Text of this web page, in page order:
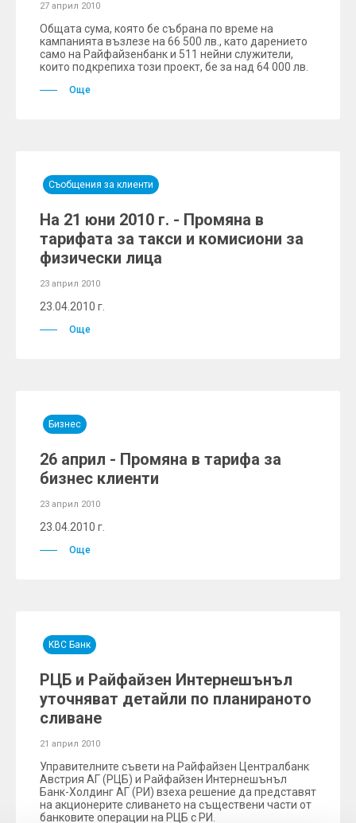
27 април 2010
Общата сума, която бе събрана по време на
кампанията възлезе на 66 500 лв., като дарението
само на Райфайзенбанк и 511 нейни служители,
които подкрепиха този проект, бе за над 64 000 лв.
Още
Съобщения за клиенти
На 21 юни 2010 г. - Промяна в
тарифата за такси и комисиони за
физически лица
23 април 2010
23.04.2010 г.
Още
Бизнес
26 април - Промяна в тарифа за
бизнес клиенти
23 април 2010
23.04.2010 г.
Още
KBC Банк
РЦБ и Райфайзен Интернешънъл
уточняват детайли по планираното
сливане
21 април 2010
Управителните съвети на Райфайзен Централбанк
Австрия АГ (РЦБ) и Райфайзен Интернешънъл
Банк-Холдинг АГ (РИ) взеха решение да представят
на акционерите сливането на съществени части от
банковите операции на РЦБ с РИ.